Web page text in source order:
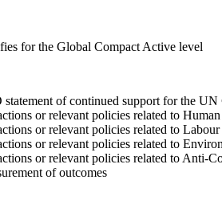
for the Global Compact Active level
statement of continued support for the
or relevant policies related to
or relevant policies related to Labour
or relevant policies related to
or relevant policies related to Anti-
of outcomes